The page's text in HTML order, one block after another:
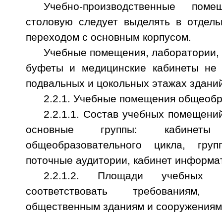
Учебно-производственные
столовую следует выделять в
переходом с основным корпусом.
Учебные помещения, лаборатории,
буфеты и медицинские кабинеты не
подвальных и цокольных этажах
2.2.1. Учебные помещения
2.2.1.1. Состав учебных
основные группы:
общеобразовательного цикла,
поточные аудитории, кабинет
2.2.1.2. Площади учебных
соответствовать
общественным зданиям и